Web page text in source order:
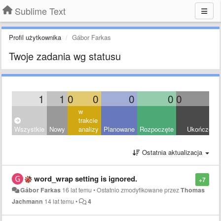
Sublime Text
Profil użytkownika Gábor Farkas
Twoje zadania wg statusu
1 1 0 0 0 0 0
Wszystkie Nowy
w
trakcie
analizy
Planowane Rozpoczęte Ukończony
Ostatnia aktualizacja
+7
word_wrap setting is ignored.
Gábor Farkas 16 lat temu •Ostatnio zmodyfikowane przezThomas
Jachmann 14 lat temu • 4